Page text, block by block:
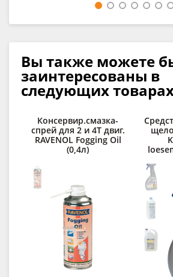
Вы также можете
заинтересованы в
следующих
Консервир.смазка-
спрей для 2 и 4Т двиг.
RAVENOL Fogging Oil
(0,4л)